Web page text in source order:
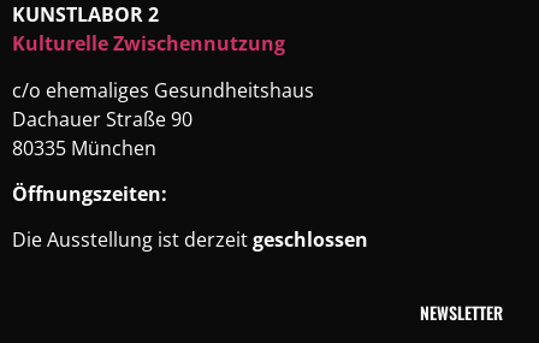
KUNSTLABOR 2
Kulturelle Zwischennutzung
c/o ehemaliges Gesundheitshaus
Dachauer Straße 90
80335 München
Öffnungszeiten:
Die Ausstellung ist derzeitgeschlossen
NEWSLETTER